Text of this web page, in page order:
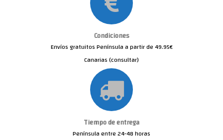
Condiciones
Envíos gratuitos Península a partir de 49.95€
Canarias (consultar)
Tiempo de entrega
Península entre 24-48 horas